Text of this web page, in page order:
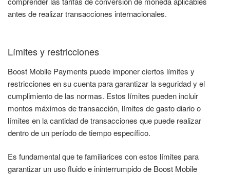
antes de realizar transacciones internacionales.
Límites y restricciones
Boost Mobile Payments puede imponer ciertos límites y
restricciones en su cuenta para garantizar la seguridad y el
cumplimiento de las normas. Estos límites pueden incluir
montos máximos de transacción, límites de gasto diario o
límites en la cantidad de transacciones que puede realizar
dentro de un período de tiempo específico.
Es fundamental que te familiarices con estos límites para
garantizar un uso fluido e ininterrumpido de Boost Mobile